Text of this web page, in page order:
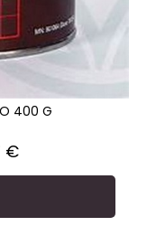
400 G
€